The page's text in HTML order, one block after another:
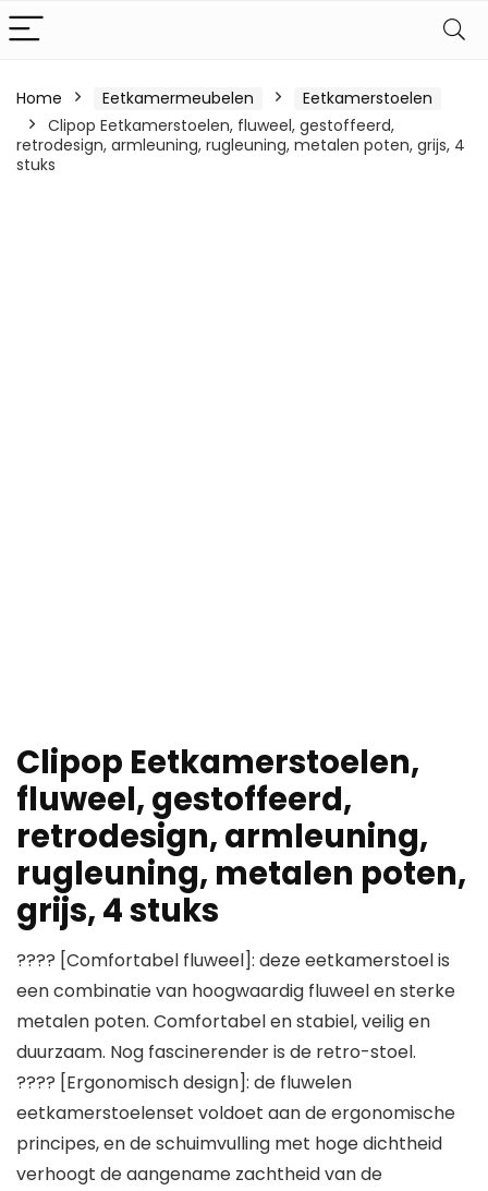
Home Eetkamermeubelen
Eetkamerstoelen
Clipop Eetkamerstoelen, fluweel, gestoffeerd,
retrodesign, armleuning, rugleuning, metalen poten, grijs, 4
stuks
Clipop Eetkamerstoelen,
fluweel, gestoffeerd,
retrodesign, armleuning,
rugleuning, metalen poten,
grijs, 4 stuks
???? [Comfortabel fluweel]: deze eetkamerstoel is
een combinatie van hoogwaardig fluweel en sterke
metalen poten. Comfortabel en stabiel, veilig en
duurzaam. Nog fascinerender is de retro-stoel.
???? [Ergonomisch design]: de fluwelen
eetkamerstoelenset voldoet aan de ergonomische
principes, en de schuimvulling met hoge dichtheid
verhoogt de aangename zachtheid van de